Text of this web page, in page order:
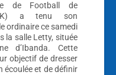
de Football de
a tenu son
ordinaire ce samedi
la salle Letty, située
d’Ibanda. Cette
objectif de dresser
écoulée et de définir